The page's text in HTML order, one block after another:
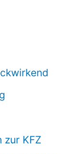
zur KFZ